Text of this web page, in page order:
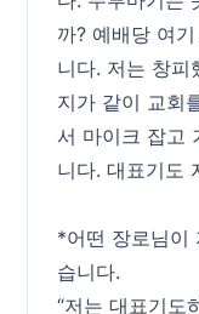
까? 예배당 여
니다. 저는 창피
지가 같이 교회
서 마이크 잡고
니다. 대표기도
*어떤 장로님이
습니다.
“저는 대표기도